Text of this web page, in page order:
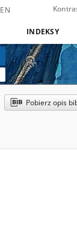
EN
INDEKSY
Pobierz opis